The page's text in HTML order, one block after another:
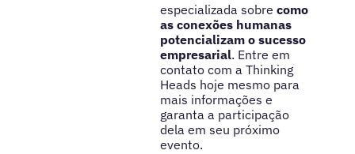
especializada sobre como
as conexões humanas
potencializam o sucesso
empresarial. Entre em
contato com a Thinking
Heads hoje mesmo para
mais informações e
garanta a participação
dela em seu próximo
evento.